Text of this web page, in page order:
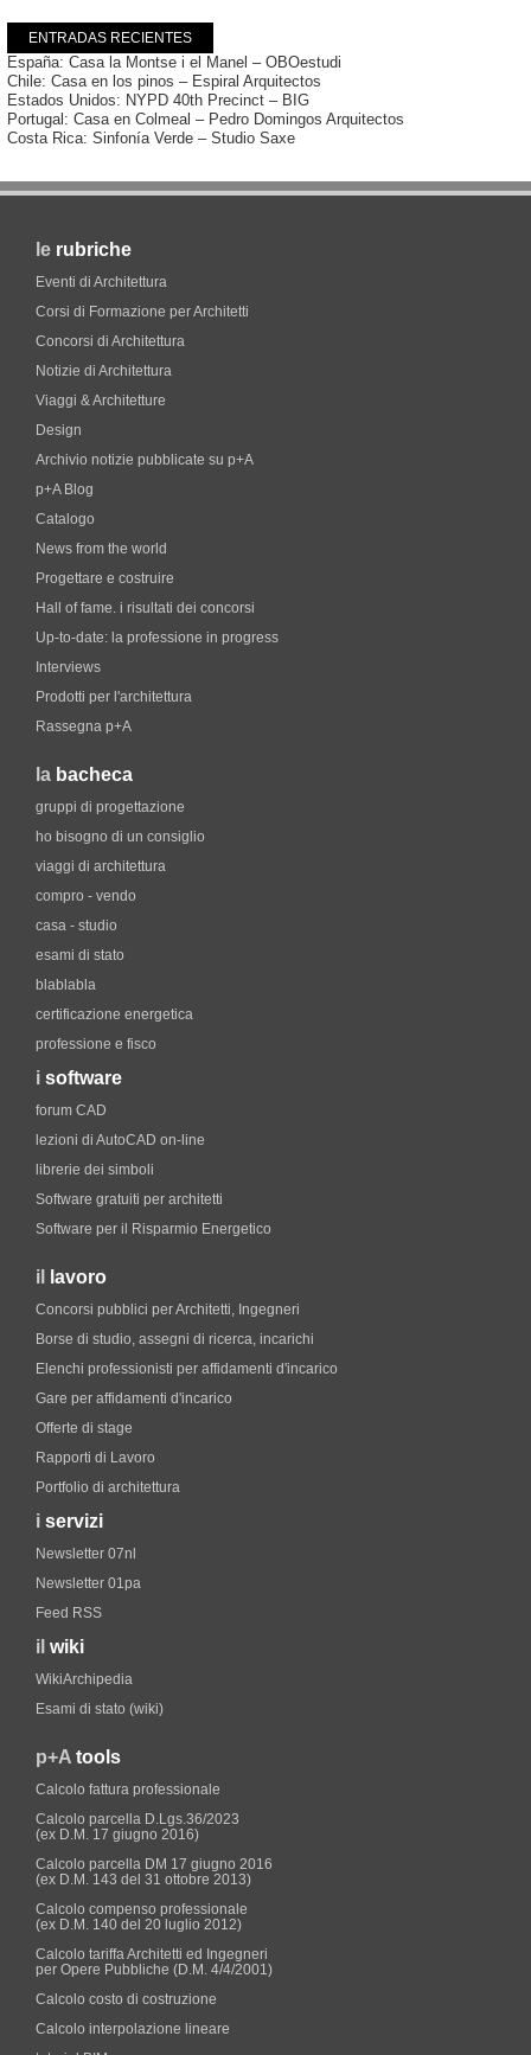
ENTRADAS RECIENTES
España: Casa la Montse i el Manel – OBOestudi
Chile: Casa en los pinos – Espiral Arquitectos
Estados Unidos: NYPD 40th Precinct – BIG
Portugal: Casa en Colmeal – Pedro Domingos Arquitectos
Costa Rica: Sinfonía Verde – Studio Saxe
le rubriche
Eventi di Architettura
Corsi di Formazione per Architetti
Concorsi di Architettura
Notizie di Architettura
Viaggi & Architetture
Design
Archivio notizie pubblicate su p+A
p+A Blog
Catalogo
News from the world
Progettare e costruire
Hall of fame. i risultati dei concorsi
Up-to-date: la professione in progress
Interviews
Prodotti per l'architettura
Rassegna p+A
la bacheca
gruppi di progettazione
ho bisogno di un consiglio
viaggi di architettura
compro - vendo
casa - studio
esami di stato
blablabla
certificazione energetica
professione e fisco
i software
forum CAD
lezioni di AutoCAD on-line
librerie dei simboli
Software gratuiti per architetti
Software per il Risparmio Energetico
il lavoro
Concorsi pubblici per Architetti, Ingegneri
Borse di studio, assegni di ricerca, incarichi
Elenchi professionisti per affidamenti d'incarico
Gare per affidamenti d'incarico
Offerte di stage
Rapporti di Lavoro
Portfolio di architettura
i servizi
Newsletter 07nl
Newsletter 01pa
Feed RSS
il wiki
WikiArchipedia
Esami di stato (wiki)
p+A tools
Calcolo fattura professionale
Calcolo parcella D.Lgs.36/2023
(ex D.M. 17 giugno 2016)
Calcolo parcella DM 17 giugno 2016
(ex D.M. 143 del 31 ottobre 2013)
Calcolo compenso professionale
(ex D.M. 140 del 20 luglio 2012)
Calcolo tariffa Architetti ed Ingegneri
per Opere Pubbliche (D.M. 4/4/2001)
Calcolo costo di costruzione
Calcolo interpolazione lineare